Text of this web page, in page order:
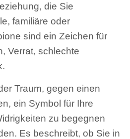
die Sie
familiäre oder
sind ein Zeichen für
Verrat, schlechte
Traum, gegen einen
ein Symbol für Ihre
zu begegnen
Es beschreibt, ob Sie in